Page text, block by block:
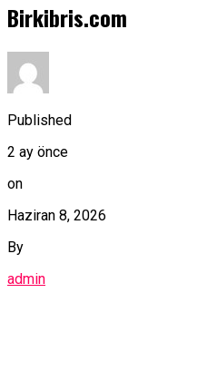
Birkibris.com
Published
2 ay önce
on
Haziran 8, 2026
By
admin